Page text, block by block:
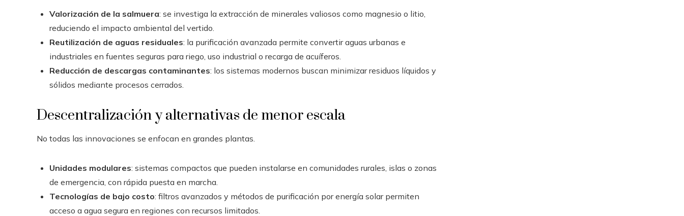
Valorización de la salmuera: se investiga la extracción de minerales valiosos como magnesio o litio,
reduciendo el impacto ambiental del vertido.
Reutilización de aguas residuales: la purificación avanzada permite convertir aguas urbanas e
industriales en fuentes seguras para riego, uso industrial o recarga de acuíferos.
Reducción de descargas contaminantes: los sistemas modernos buscan minimizar residuos líquidos y
sólidos mediante procesos cerrados.
Descentralización y alternativas de menor escala
No todas las innovaciones se enfocan en grandes plantas.
Unidades modulares: sistemas compactos que pueden instalarse en comunidades rurales, islas o zonas
de emergencia, con rápida puesta en marcha.
Tecnologías de bajo costo: filtros avanzados y métodos de purificación por energía solar permiten
acceso a agua segura en regiones con recursos limitados.